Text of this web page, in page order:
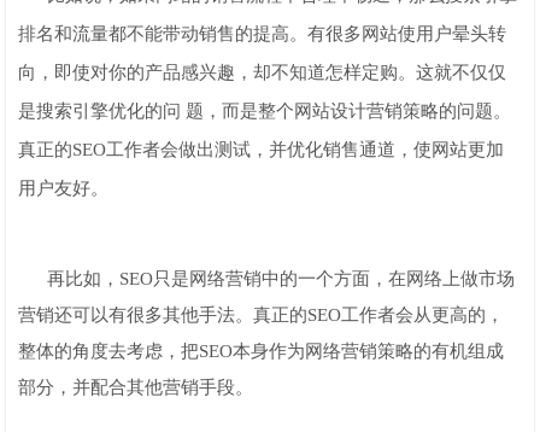
排名和流量都不能带动销售的提高。有很多网站使用户晕头转
向，即使对你的产品感兴趣，却不知道怎样定购。这就不仅仅
是搜索引擎优化的问 题，而是整个网站设计营销策略的问题。
真正的SEO工作者会做出测试，并优化销售通道，使网站更加
用户友好。
再比如，SEO只是网络营销中的一个方面，在网络上做市场
营销还可以有很多其他手法。真正的SEO工作者会从更高的，
整体的角度去考虑，把SEO本身作为网络营销策略的有机组成
部分，并配合其他营销手段。